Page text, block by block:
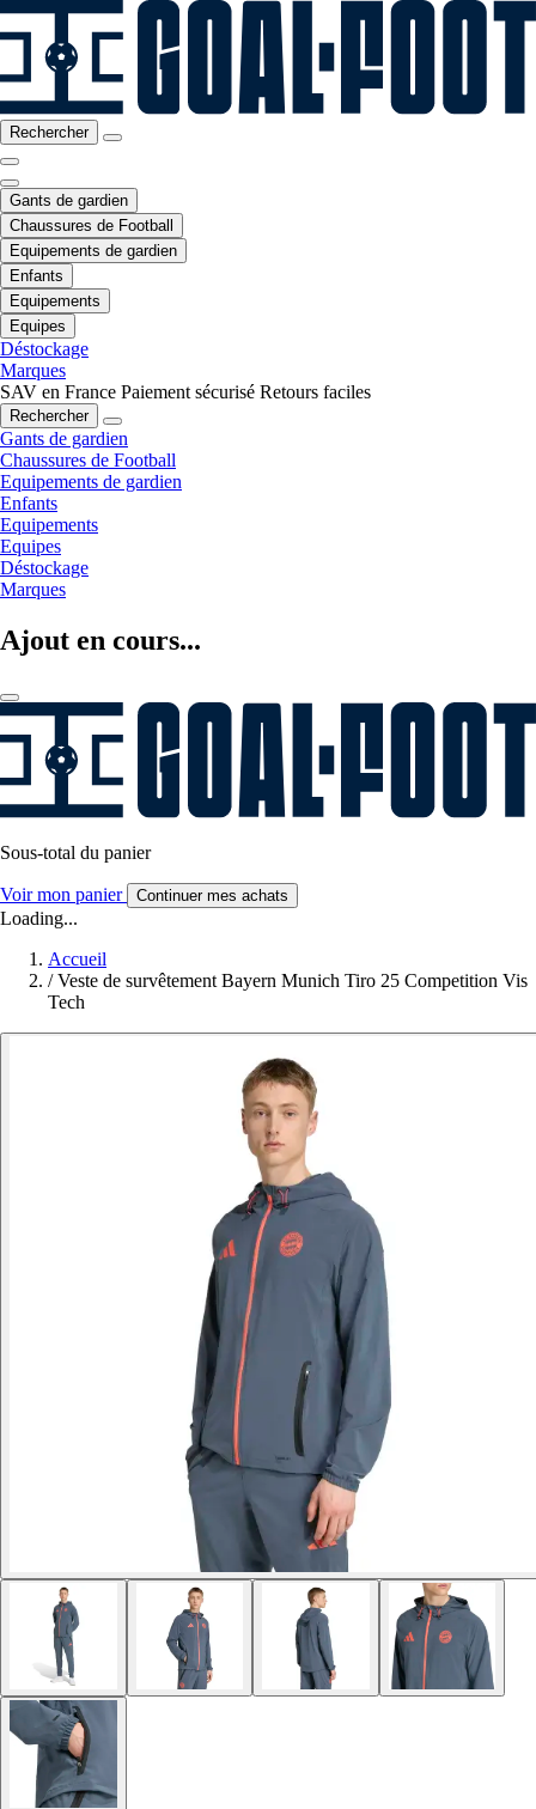
Rechercher
Gants de gardien
Chaussures de Football
Equipements de gardien
Enfants
Equipements
Equipes
Déstockage
Marques
SAV en France Paiement sécurisé Retours faciles
Rechercher
Gants de gardien
Chaussures de Football
Equipements de gardien
Enfants
Equipements
Equipes
Déstockage
Marques
Ajout en cours...
Sous-total du panier
Voir mon panier Continuer mes achats
Loading...
Accueil
/ Veste de survêtement Bayern Munich Tiro 25 Competition Vis
Tech